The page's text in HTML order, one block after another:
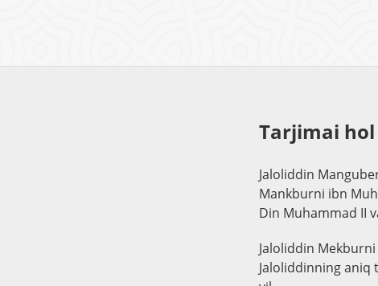
Tarjimai hol
Jaloliddin
Mankburni ibn
Din Muhammad II
Jaloliddin
Jaloliddinning aniq